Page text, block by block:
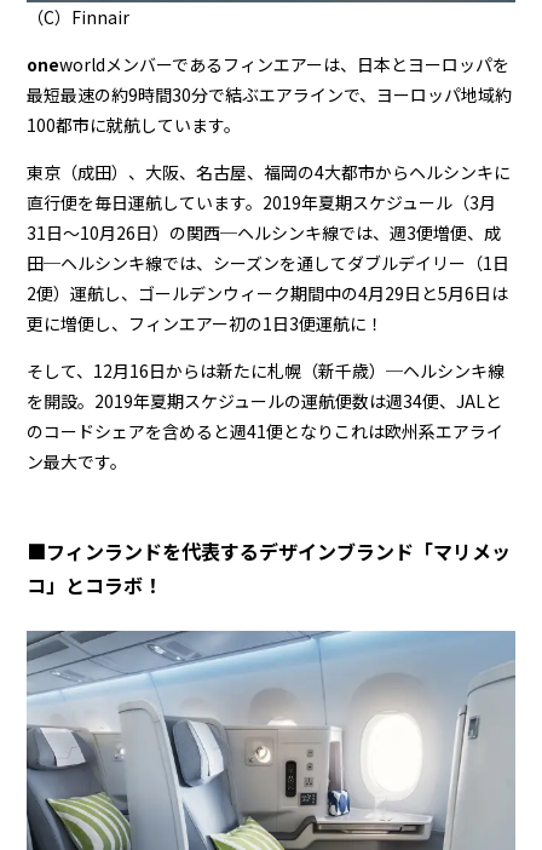
（C）Finnair
oneworldメンバーであるフィンエアーは、日本とヨーロッパを
最短最速の約9時間30分で結ぶエアラインで、ヨーロッパ地域約
100都市に就航しています。
東京（成田）、大阪、名古屋、福岡の4大都市からヘルシンキに
直行便を毎日運航しています。2019年夏期スケジュール（3月
31日～10月26日）の関西─ヘルシンキ線では、週3便増便、成
田─ヘルシンキ線では、シーズンを通してダブルデイリー（1日
2便）運航し、ゴールデンウィーク期間中の4月29日と5月6日は
更に増便し、フィンエアー初の1日3便運航に！
そして、12月16日からは新たに札幌（新千歳）─ヘルシンキ線
を開設。2019年夏期スケジュールの運航便数は週34便、JALと
のコードシェアを含めると週41便となりこれは欧州系エアライ
ン最大です。
■フィンランドを代表するデザインブランド「マリメッ
コ」とコラボ！